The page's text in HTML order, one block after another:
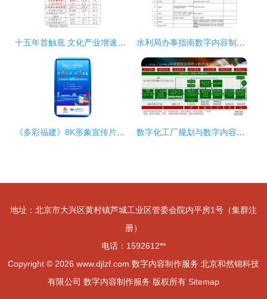
地址：北京市大兴区黄村镇芦城工业区管委会院内平房1号（集群注
册）
电话：1592612**
Copyright © 2026 www.djlzf.com 数字内容制作服务 北京和然锦科技
有限公司 数字内容制作服务 版权所有 Sitemap